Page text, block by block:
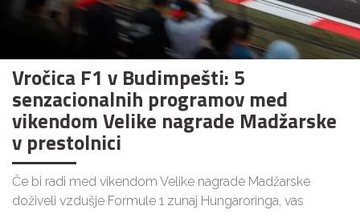
Vročica F1 v Budimpešti: 5
senzacionalnih programov med
vikendom Velike nagrade Madžarske
v prestolnici
Če bi radi med vikendom Velike nagrade Madžarske
doživeli vzdušje Formule 1 zunaj Hungaroringa, vas